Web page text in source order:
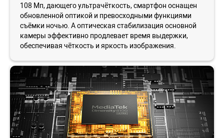
108 Мп, дающего ультрачёткость, смартфон оснащен
обновленной оптикой и превосходными функциями
съёмки ночью. А оптическая стабилизация основной
камеры эффективно продлевает время выдержки,
обеспечивая чёткость и яркость изображения.